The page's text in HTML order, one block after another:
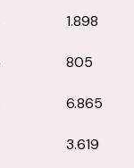
1.898
805
6.865
3.619